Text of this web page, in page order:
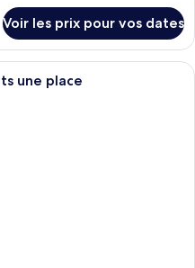
Voir les prix pour vos dates
Une chambre d’hôtel moderne avec
une place